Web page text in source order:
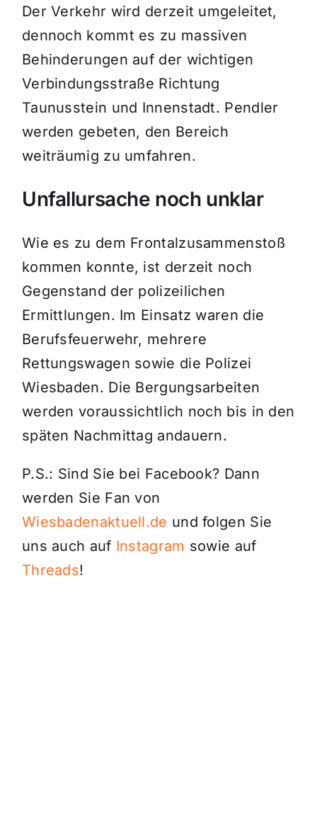
Der Verkehr wird derzeit umgeleitet,
dennoch kommt es zu massiven
Behinderungen auf der wichtigen
Verbindungsstraße Richtung
Taunusstein und Innenstadt. Pendler
werden gebeten, den Bereich
weiträumig zu umfahren.
Unfallursache noch unklar
Wie es zu dem Frontalzusammenstoß
kommen konnte, ist derzeit noch
Gegenstand der polizeilichen
Ermittlungen. Im Einsatz waren die
Berufsfeuerwehr, mehrere
Rettungswagen sowie die Polizei
Wiesbaden. Die Bergungsarbeiten
werden voraussichtlich noch bis in den
späten Nachmittag andauern.
P.S.: Sind Sie bei Facebook? Dann
werden Sie Fan von
Wiesbadenaktuell.de und folgen Sie
uns auch auf Instagram sowie auf
Threads!